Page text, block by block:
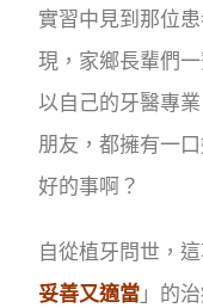
實習中見到那位
現，家鄉長輩們
以自己的牙醫專
朋友，都擁有一
好的事啊？
自從植牙問世，
妥善又適當 」的